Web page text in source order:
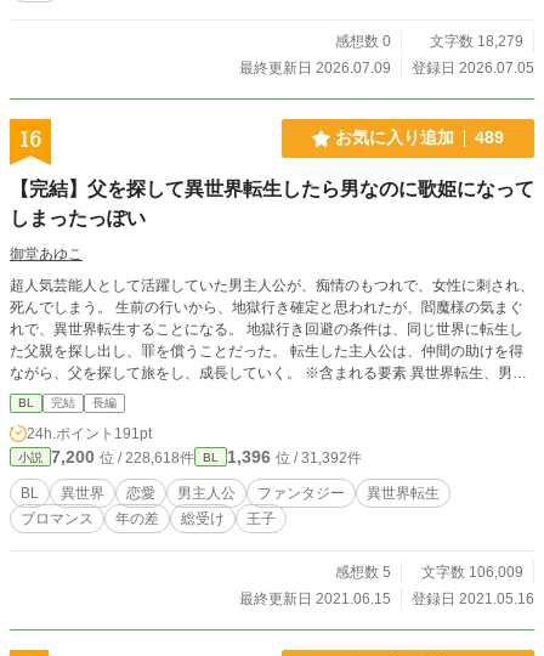
感想数 0
文字数 18,279
最終更新日 2026.07.09
登録日 2026.07.05
16 お気に入り追加 489
【完結】父を探して異世界転生したら男なのに歌姫になって
しまったっぽい
御堂あゆこ
超人気芸能人として活躍していた男主人公が、痴情のもつれで、女性に刺され、
死んでしまう。 生前の行いから、地獄行き確定と思われたが、閻魔様の気まぐ
れで、異世界転生することになる。 地獄行き回避の条件は、同じ世界に転生し
た父親を探し出し、罪を償うことだった。 転生した主人公は、仲間の助けを得
ながら、父を探して旅をし、成長していく。 ※含まれる要素 異世界転生、男主
人公、ファンタジー、ブロマンス、BL的な表現、恋愛 ※小説家になろうに重複
投稿しています
BL 完結 長編
24h.ポイント 191pt
小説 7,200 位 / 228,618件 BL 1,396 位 / 31,392件
BL 異世界 恋愛 男主人公 ファンタジー
異世界転生
ブロマンス
年の差 総受け 王子
感想数 5
文字数 106,009
最終更新日 2021.06.15
登録日 2021.05.16